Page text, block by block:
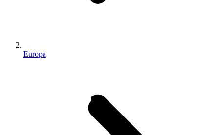
Europa